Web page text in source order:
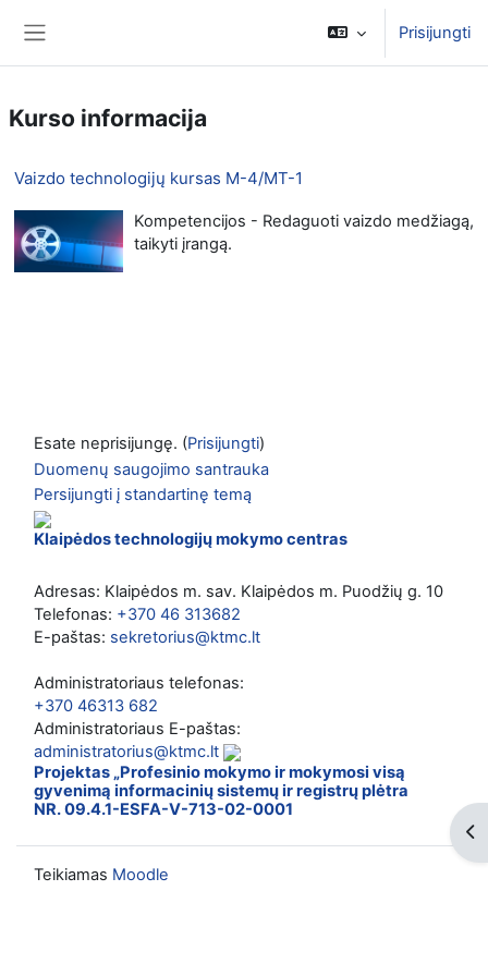
Prisijungti
Kurso informacija
Vaizdo technologijų kursas M-4/MT-1
Kompetencijos - Redaguoti vaizdo medžiagą,
taikyti įrangą.
Esate neprisijungę. (Prisijungti)
Duomenų saugojimo santrauka
Persijungti į standartinę temą
Klaipėdos technologijų mokymo centras
Adresas: Klaipėdos m. sav. Klaipėdos m. Puodžių g. 10
Telefonas: +370 46 313682
E-paštas: sekretorius@ktmc.lt
Administratoriaus telefonas:
+370 46313 682
Administratoriaus E-paštas:
administratorius@ktmc.lt
Projektas „Profesinio mokymo ir mokymosi visą
gyvenimą informacinių sistemų ir registrų plėtra
NR. 09.4.1-ESFA-V-713-02-0001
Teikiamas Moodle